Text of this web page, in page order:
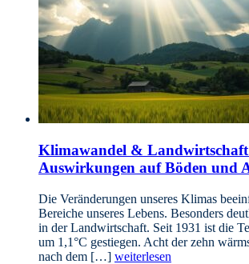
Klimawandel &
Auswirkungen auf Böden und
Die Veränderungen unseres Klimas
Bereiche unseres Lebens. Besonders
in der Landwirtschaft. Seit 1931 ist die
um 1,1°C gestiegen. Acht der zehn
nach dem […] weiterlesen